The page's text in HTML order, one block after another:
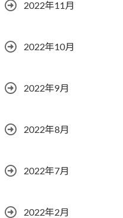
2022年11月
2022年10月
2022年9月
2022年8月
2022年7月
2022年2月